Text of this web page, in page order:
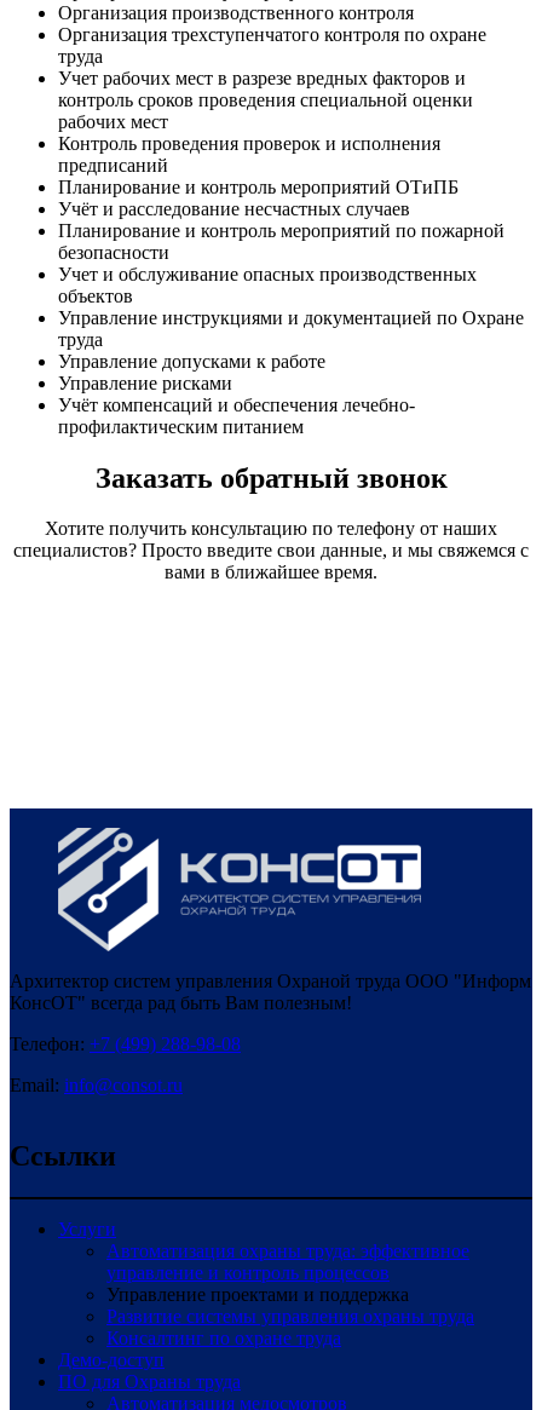
Организация производственного контроля
Организация трехступенчатого контроля по охране
труда
Учет рабочих мест в разрезе вредных факторов и
контроль сроков проведения специальной оценки
рабочих мест
Контроль проведения проверок и исполнения
предписаний
Планирование и контроль мероприятий ОТиПБ
Учёт и расследование несчастных случаев
Планирование и контроль мероприятий по пожарной
безопасности
Учет и обслуживание опасных производственных
объектов
Управление инструкциями и документацией по Охране
труда
Управление допусками к работе
Управление рисками
Учёт компенсаций и обеспечения лечебно-
профилактическим питанием
Заказать обратный звонок
Хотите получить консультацию по телефону от наших
специалистов? Просто введите свои данные, и мы свяжемся с
вами в ближайшее время.
Архитектор систем управления Охраной труда ООО "Информ
КонсОТ" всегда рад быть Вам полезным!
Телефон: +7 (499) 288-98-08
Email: info@consot.ru
Ссылки
Услуги
Автоматизация охраны труда: эффективное
управление и контроль процессов
Управление проектами и поддержка
Развитие системы управления охраны труда
Консалтинг по охране труда
Демо-доступ
ПО для Охраны труда
Автоматизация медосмотров